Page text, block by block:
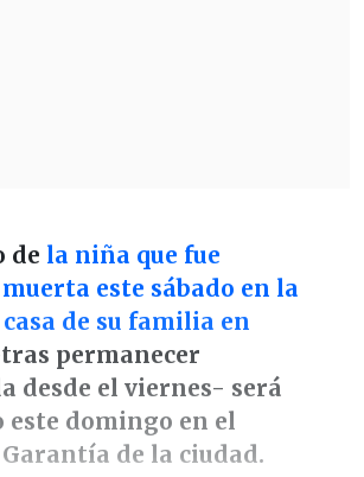
de la niña que fue
este sábado en la
de su familia en
permanecer
desde el viernes- será
domingo en el
de la ciudad.